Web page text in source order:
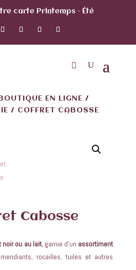
carte Printemps – Été
EN LIGNE /
/ COFFRET CABOSSE
Cabosse
noir ou au lait, garnie d’un assortiment
rocailles, tuiles et autres